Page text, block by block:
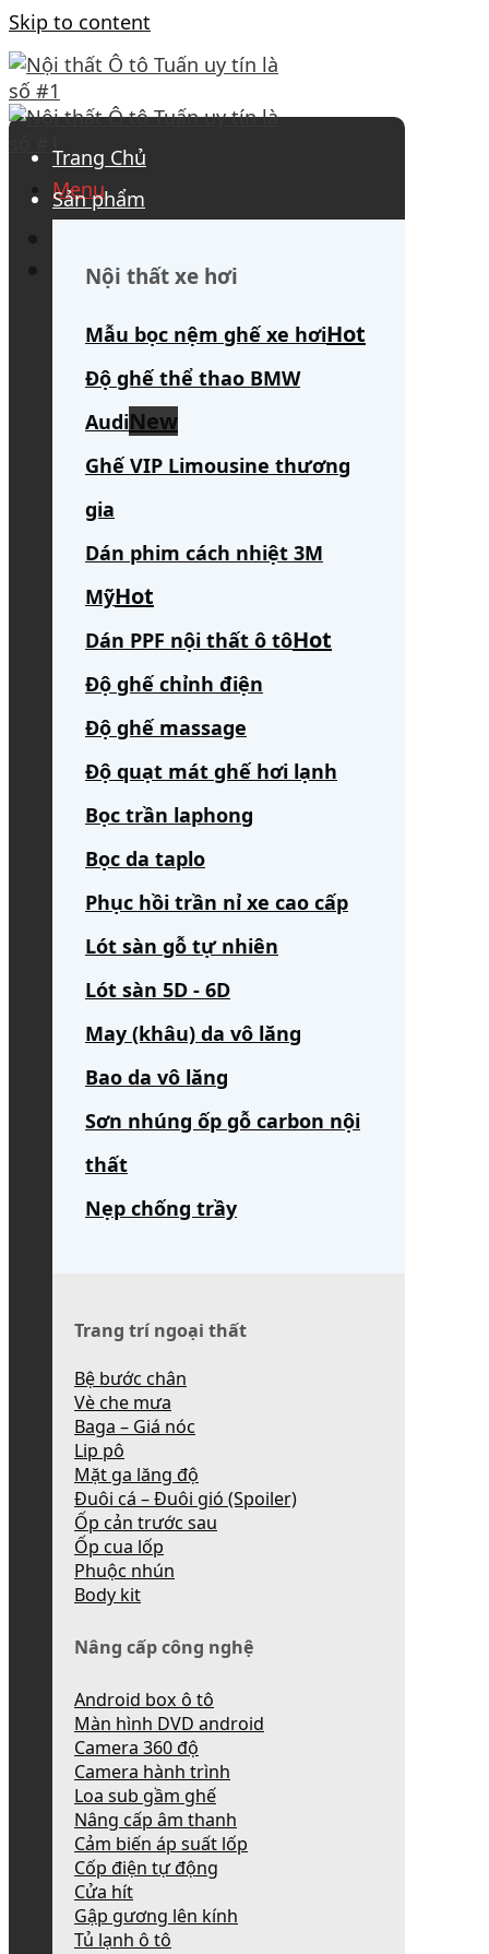
Skip to content
Menu
Search for:
Trang Chủ
Sản phẩm
Nội thất xe hơi
Mẫu bọc nệm ghế xe hơi
Độ ghế thể thao BMW
Audi
Ghế VIP Limousine thương
gia
Dán phim cách nhiệt 3M
Mỹ
Dán PPF nội thất ô tô
Độ ghế chỉnh điện
Độ ghế massage
Độ quạt mát ghế hơi lạnh
Bọc trần laphong
Bọc da taplo
Phục hồi trần nỉ xe cao cấp
Lót sàn gỗ tự nhiên
Lót sàn 5D - 6D
May (khâu) da vô lăng
Bao da vô lăng
Sơn nhúng ốp gỗ carbon nội
thất
Nẹp chống trầy
Trang trí ngoại thất
Bệ bước chân
Vè che mưa
Baga – Giá nóc
Lip pô
Mặt ga lăng độ
Đuôi cá – Đuôi gió (Spoiler)
Ốp cản trước sau
Ốp cua lốp
Phuộc nhún
Body kit
Nâng cấp công nghệ
Android box ô tô
Màn hình DVD android
Camera 360 độ
Camera hành trình
Loa sub gầm ghế
Nâng cấp âm thanh
Cảm biến áp suất lốp
Cốp điện tự động
Cửa hít
Gập gương lên kính
Tủ lạnh ô tô